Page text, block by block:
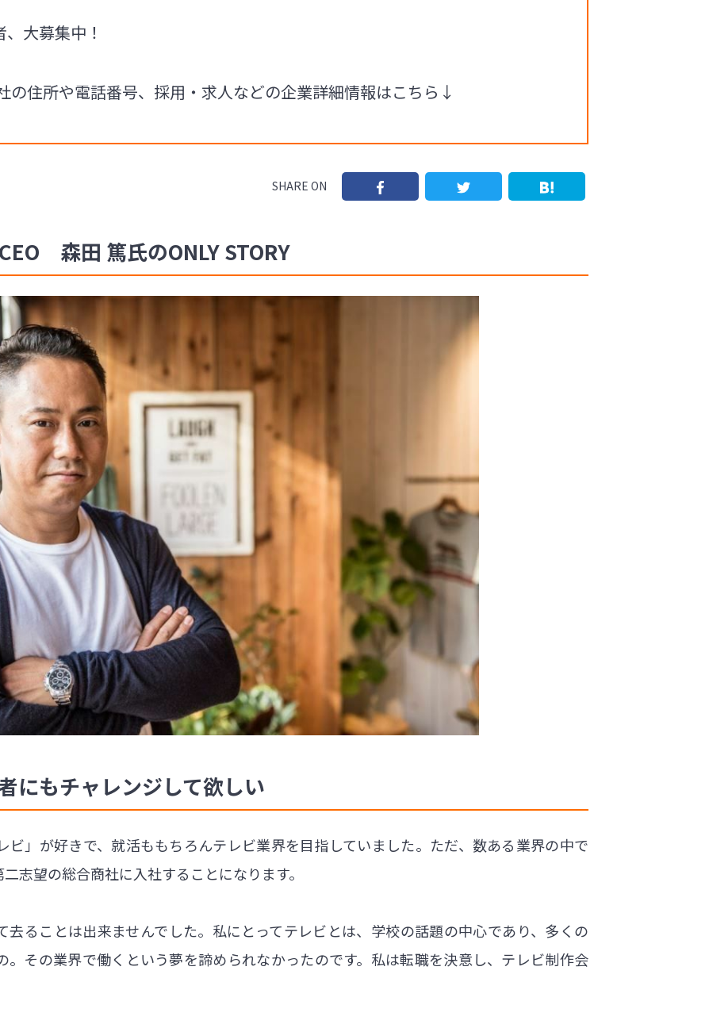
大募集中！
の住所や電話番号、採用・求人などの企業詳細情報はこちら↓
SHARE ON
森田 篤氏のONLY STORY
にもチャレンジして欲しい
ビ」が好きで、就活ももちろんテレビ業界を目指していました。ただ、数ある業界の中で
志望の総合商社に入社することになります。
去ることは出来ませんでした。私にとってテレビとは、学校の話題の中心であり、多くの
。その業界で働くという夢を諦められなかったのです。私は転職を決意し、テレビ制作会